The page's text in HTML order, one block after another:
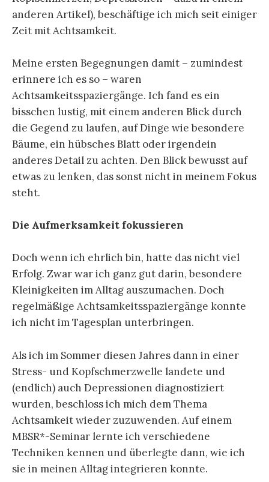
anderen Artikel), beschäftige ich mich seit einiger
Zeit mit Achtsamkeit.
Meine ersten Begegnungen damit – zumindest
erinnere ich es so – waren
Achtsamkeitsspaziergänge. Ich fand es ein
bisschen lustig, mit einem anderen Blick durch
die Gegend zu laufen, auf Dinge wie besondere
Bäume, ein hübsches Blatt oder irgendein
anderes Detail zu achten. Den Blick bewusst auf
etwas zu lenken, das sonst nicht in meinem Fokus
steht.
Die Aufmerksamkeit fokussieren
Doch wenn ich ehrlich bin, hatte das nicht viel
Erfolg. Zwar war ich ganz gut darin, besondere
Kleinigkeiten im Alltag auszumachen. Doch
regelmäßige Achtsamkeitsspaziergänge konnte
ich nicht im Tagesplan unterbringen.
Als ich im Sommer diesen Jahres dann in einer
Stress- und Kopfschmerzwelle landete und
(endlich) auch Depressionen diagnostiziert
wurden, beschloss ich mich dem Thema
Achtsamkeit wieder zuzuwenden. Auf einem
MBSR*-Seminar lernte ich verschiedene
Techniken kennen und überlegte dann, wie ich
sie in meinen Alltag integrieren konnte.